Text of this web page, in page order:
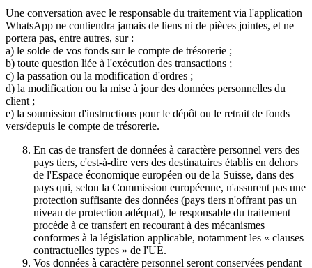
Une conversation avec le responsable du traitement via l'application
WhatsApp ne contiendra jamais de liens ni de pièces jointes, et ne
portera pas, entre autres, sur :
a) le solde de vos fonds sur le compte de trésorerie ;
b) toute question liée à l'exécution des transactions ;
c) la passation ou la modification d'ordres ;
d) la modification ou la mise à jour des données personnelles du
client ;
e) la soumission d'instructions pour le dépôt ou le retrait de fonds
vers/depuis le compte de trésorerie.
En cas de transfert de données à caractère personnel vers des
pays tiers, c'est-à-dire vers des destinataires établis en dehors
de l'Espace économique européen ou de la Suisse, dans des
pays qui, selon la Commission européenne, n'assurent pas une
protection suffisante des données (pays tiers n'offrant pas un
niveau de protection adéquat), le responsable du traitement
procède à ce transfert en recourant à des mécanismes
conformes à la législation applicable, notamment les « clauses
contractuelles types » de l'UE.
Vos données à caractère personnel seront conservées pendant